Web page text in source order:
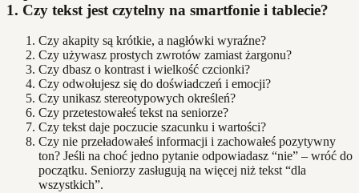
1. Czy tekst jest czytelny na smartfonie i tablecie?
Czy akapity są krótkie, a nagłówki wyraźne?
Czy używasz prostych zwrotów zamiast żargonu?
Czy dbasz o kontrast i wielkość czcionki?
Czy odwołujesz się do doświadczeń i emocji?
Czy unikasz stereotypowych określeń?
Czy przetestowałeś tekst na seniorze?
Czy tekst daje poczucie szacunku i wartości?
Czy nie przeładowałeś informacji i zachowałeś pozytywny
ton? Jeśli na choć jedno pytanie odpowiadasz “nie” – wróć do
początku. Seniorzy zasługują na więcej niż tekst “dla
wszystkich”.